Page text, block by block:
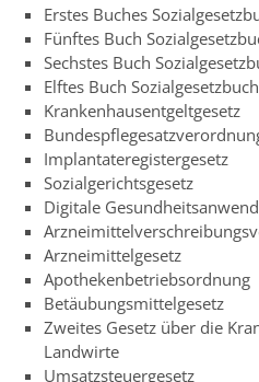
Erstes Buches
Fünftes Buch
Sechstes Buch
Elftes Buch Sozialgesetzbuch
Krankenhausentgeltgesetz
Implantateregistergesetz
Sozialgerichtsgesetz
Digitale
Arzneimittelgesetz
Apothekenbetriebsordnung
Betäubungsmittelgesetz
Zweites Gesetz über die
Landwirte
Umsatzsteuergesetz